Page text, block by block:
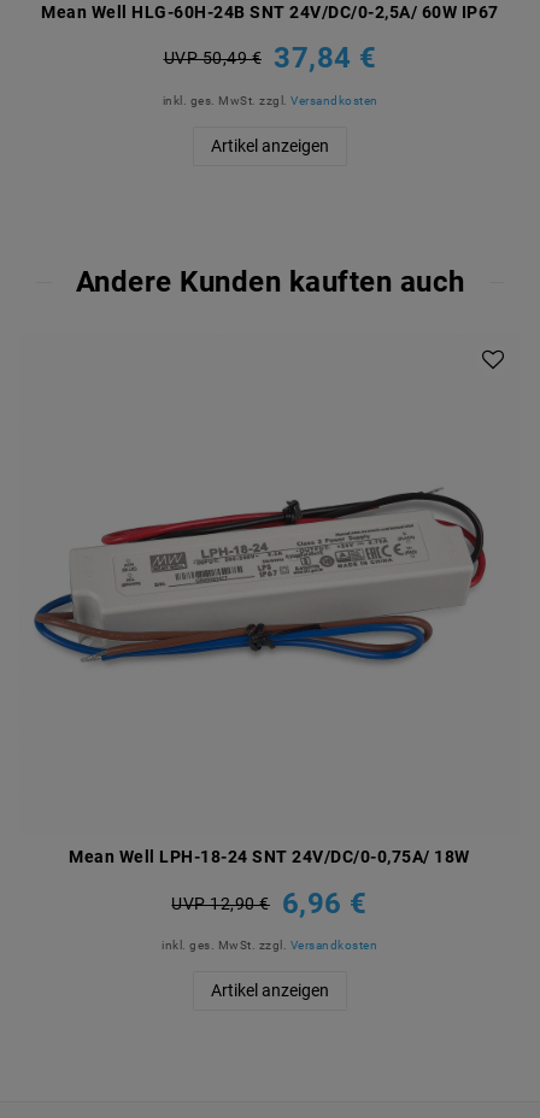
Mean Well HLG-60H-24B SNT 24V/DC/0-2,5A/ 60W IP67
UVP 50,49 € 37,84 €
inkl. ges. MwSt. zzgl. Versandkosten
Artikel anzeigen
Andere Kunden kauften auch
Mean Well LPH-18-24 SNT 24V/DC/0-0,75A/ 18W
UVP 12,90 € 6,96 €
inkl. ges. MwSt. zzgl. Versandkosten
Artikel anzeigen